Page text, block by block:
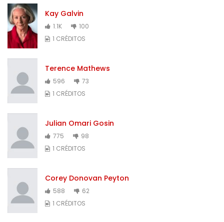
Kay Galvin
1.1K
100
1 CRÉDITOS
Terence Mathews
596
73
1 CRÉDITOS
Julian Omari Gosin
775
98
1 CRÉDITOS
Corey Donovan Peyton
588
62
1 CRÉDITOS